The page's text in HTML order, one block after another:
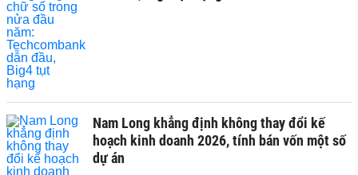
Nam Long khẳng định không thay đổi kế
hoạch kinh doanh 2026, tính bán vốn một số
dự án